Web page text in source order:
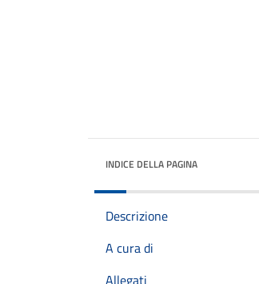
INDICE DELLA PAGINA
Descrizione
A cura di
Allegati